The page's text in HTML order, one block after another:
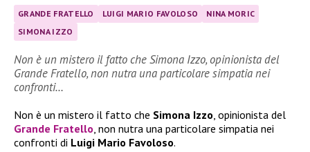
GRANDE FRATELLO LUIGI MARIO FAVOLOSO
NINA MORIC
SIMONA IZZO
Non è un mistero il fatto che Simona Izzo, opinionista del
Grande Fratello, non nutra una particolare simpatia nei
confronti…
Non è un mistero il fatto che Simona Izzo , opinionista del
Grande Fratello , non nutra una particolare simpatia nei
confronti di Luigi Mario Favoloso.